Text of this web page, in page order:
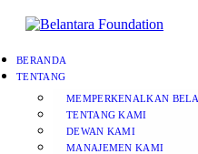
BERANDA
TENTANG
MEMPERKENALKAN
TENTANG KAMI
DEWAN KAMI
MANAJEMEN KAMI